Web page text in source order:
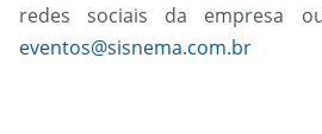
redes sociais da empresa
eventos@sisnema.com.br